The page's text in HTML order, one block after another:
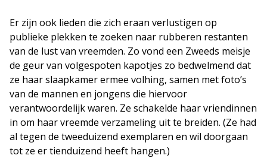
Er zijn ook lieden die zich eraan verlustigen op
publieke plekken te zoeken naar rubberen restanten
van de lust van vreemden. Zo vond een Zweeds meisje
de geur van volgespoten kapotjes zo bedwelmend dat
ze haar slaapkamer ermee volhing, samen met foto’s
van de mannen en jongens die hiervoor
verantwoordelijk waren. Ze schakelde haar vriendinnen
in om haar vreemde verzameling uit te breiden. (Ze had
al tegen de tweeduizend exemplaren en wil doorgaan
tot ze er tienduizend heeft hangen.)